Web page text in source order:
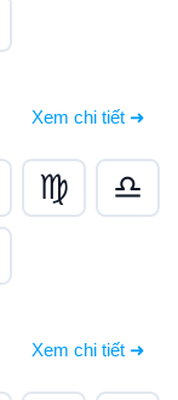
Xem chi tiết ➜
♍
♎
Xem chi tiết ➜